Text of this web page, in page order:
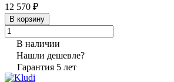
12 570 ₽
В корзину
В наличии
Нашли дешевле?
Гарантия 5 лет